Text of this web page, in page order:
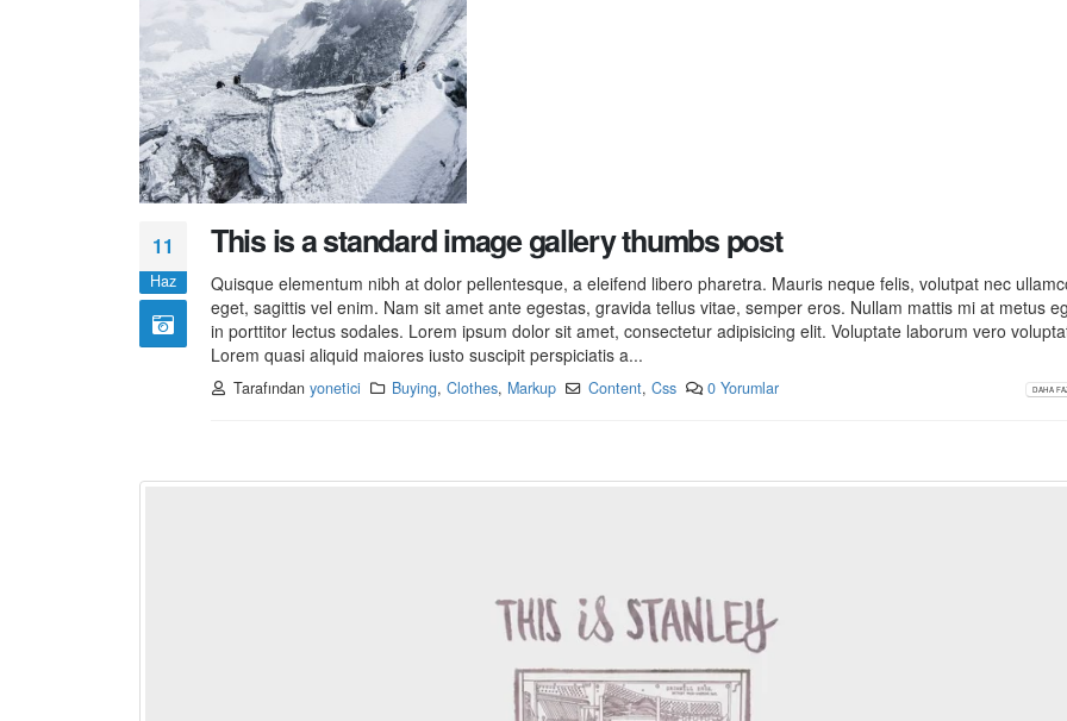
11
Haz
This is a standard image gallery thumbs post
Quisque elementum nibh at dolor pellentesque, a eleifend libero pharetra. Mauris neque felis, volutpat nec
eget, sagittis vel enim. Nam sit amet ante egestas, gravida tellus vitae, semper eros. Nullam mattis mi at metus
in porttitor lectus sodales. Lorem ipsum dolor sit amet, consectetur adipisicing elit. Voluptate laborum vero
Lorem quasi aliquid maiores iusto suscipit perspiciatis a...
Tarafından yonetici Buying,Clothes, Markup Content, Css 0 Yorumlar DAHA